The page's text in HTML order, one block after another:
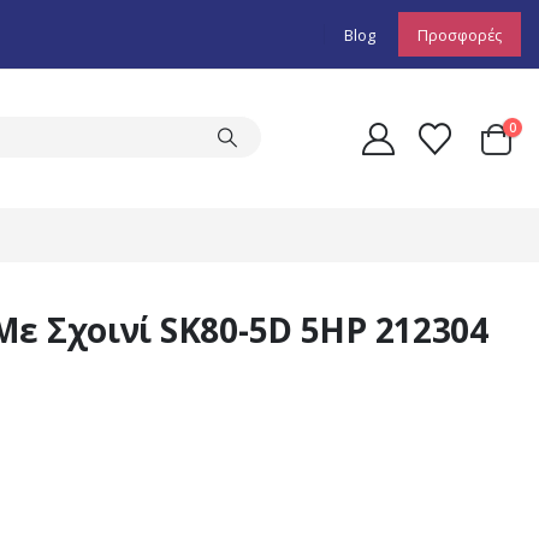
Blog Προσφορές
0
Σχοινί SK80-5D 5HP 212304